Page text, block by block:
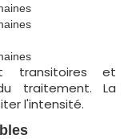
transitoires et
traitement. La
l'intensité.